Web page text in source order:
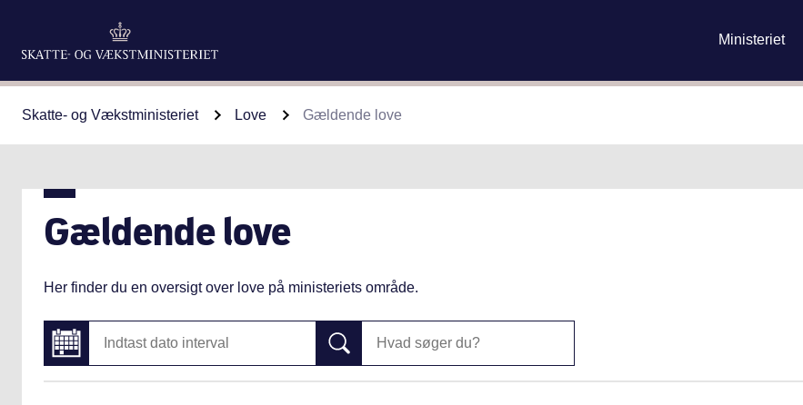
Ministeriet
Skatte- og Vækstministeriet Love Gældende love
Gældende love
Her finder du en oversigt over love på ministeriets område.